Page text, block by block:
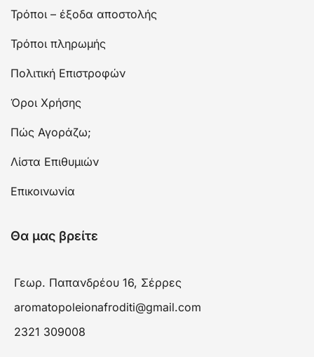
Τρόποι – έξοδα αποστολής
Τρόποι πληρωμής
Πολιτική Επιστροφών
Όροι Χρήσης
Πώς Αγοράζω;
Λίστα Επιθυμιών
Επικοινωνία
Θα μας βρείτε
Γεωρ. Παπανδρέου 16, Σέρρες
aromatopoleionafroditi@gmail.com
2321 309008